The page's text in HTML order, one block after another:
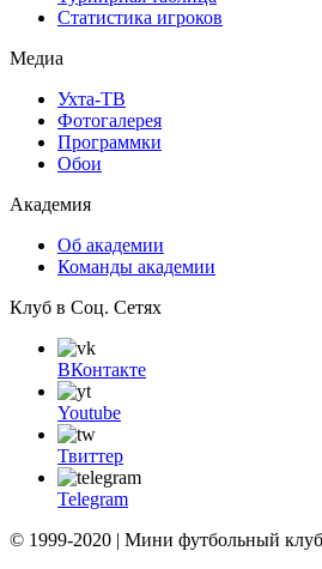
Статистика игроков
Медиа
Ухта-ТВ
Фотогалерея
Программки
Обои
Академия
Об академии
Команды академии
Клуб в Соц. Сетях
ВКонтакте
Youtube
Твиттер
Telegram
© 1999-2020 | Мини футбольный клуб